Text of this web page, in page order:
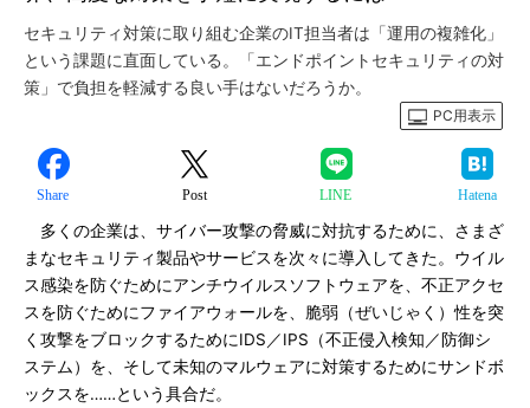
セキュリティ対策に取り組む企業のIT担当者は「運用の複雑化」
という課題に直面している。「エンドポイントセキュリティの対
策」で負担を軽減する良い手はないだろうか。
PC用表示
Share Post LINE Hatena
多くの企業は、サイバー攻撃の脅威に対抗するために、さまざ
まなセキュリティ製品やサービスを次々に導入してきた。ウイル
ス感染を防ぐためにアンチウイルスソフトウェアを、不正アクセ
スを防ぐためにファイアウォールを、脆弱（ぜいじゃく）性を突
く攻撃をブロックするためにIDS／IPS（不正侵入検知／防御シ
ステム）を、そして未知のマルウェアに対策するためにサンドボ
ックスを……という具合だ。